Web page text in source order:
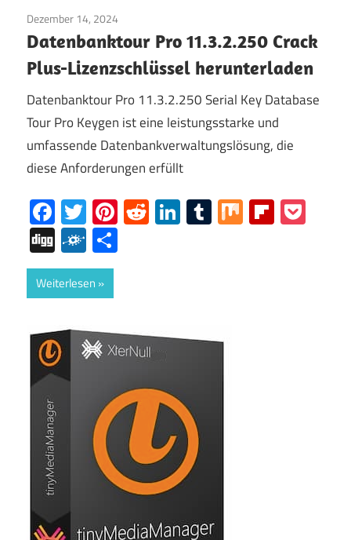
Dezember 14, 2024
Datenbanktour Pro 11.3.2.250 Crack
Plus-Lizenzschlüssel herunterladen
Datenbanktour Pro 11.3.2.250 Serial Key Database
Tour Pro Keygen ist eine leistungsstarke und
umfassende Datenbankverwaltungslösung, die
diese Anforderungen erfüllt
Facebook
Twitter
Pinterest
RedditLinkedIn
Tumblr
Mix
DiggFolkd
Weiterlesen